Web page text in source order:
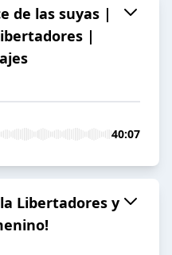
de las suyas |
|
40:07
Libertadores y